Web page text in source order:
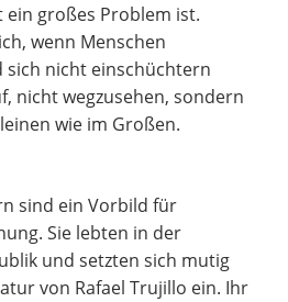
ein großes Problem ist.
wenn Menschen
nicht einschüchtern
nicht wegzusehen, sondern
wie im Großen.
sind ein Vorbild für
Sie lebten in der
und setzten sich mutig
von Rafael Trujillo ein. Ihr